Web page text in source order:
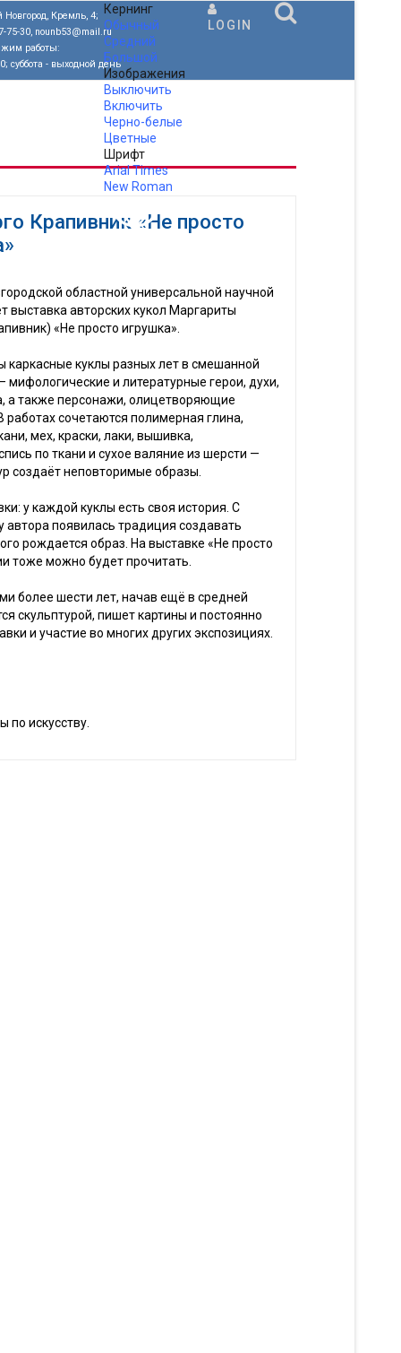
Новгород, Кремль, 4;
75-30, nounb53@mail.ru
работы:
суббота - выходной день
Кернинг
Обычный
Средний
Большой
Изображения
Выключить
Включить
Черно-белые
Цветные
Шрифт
ArialTimes
New Roman
LOGIN
Крапивник «Не просто
областной универсальной научной
выставка авторских кукол Маргариты
«Не просто игрушка».
каркасные куклы разных лет в смешанной
мифологические и литературные герои, духи,
а также персонажи, олицетворяющие
работах сочетаются полимерная глина,
мех, краски, лаки, вышивка,
по ткани и сухое валяние из шерсти —
создаёт неповторимые образы.
у каждой куклы есть своя история. С
автора появилась традиция создавать
рождается образ. На выставке «Не просто
тоже можно будет прочитать.
более шести лет, начав ещё в средней
скульптурой, пишет картины и постоянно
и участие во многих других экспозициях.
по искусству.